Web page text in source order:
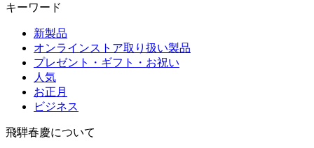
キーワード
新製品
オンラインストア取り扱い製品
プレゼント・ギフト・お祝い
人気
お正月
ビジネス
飛騨春慶について